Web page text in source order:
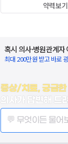
약력보기
혹시 의사·병원관계자
최대 200만원 받고 바로
증상/치료, 궁금
의사가 답변해 드
💬 무엇이든 물어